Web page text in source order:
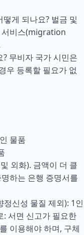
게 되나요? 벌금 및
서비스(migration
무비자 국가 시민은
우 등록할 필요가 없
물품
외화). 금액이 더 클
하는 은행 증명서를
신성 물질 제외): 1인
: 서면 신고가 필요한
이용해야 하며, 구체